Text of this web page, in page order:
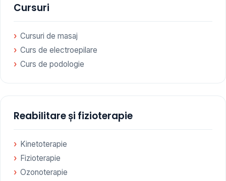
Cursuri
Cursuri de masaj
Curs de electroepilare
Curs de podologie
Reabilitare și fizioterapie
Kinetoterapie
Fizioterapie
Ozonoterapie